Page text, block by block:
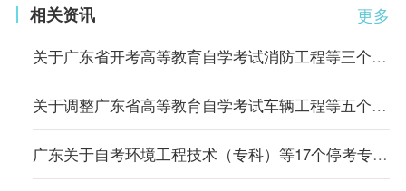
更多
相关资讯
关于广东省开考高等教育自学考试消防工程等三个专业的通知
关于调整广东省高等教育自学考试车辆工程等五个专业主考学校的通知
广东关于自考环境工程技术（专科）等17个停考专业毕业办理时间的通告